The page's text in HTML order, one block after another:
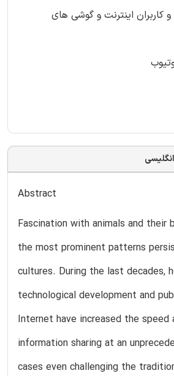
اینترنت و گوشی های
Abstract
Fascination with animals and their
the most prominent patterns
cultures. During the last decades,
technological development and
Internet have increased the
information sharing at an
cases even challenging the